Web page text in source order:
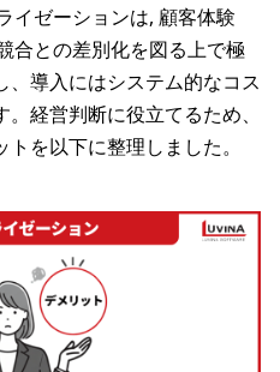
イゼーションは, 顧客体験
合との差別化を図る上で極
導入にはシステム的なコス
経営判断に役立てるため、
を以下に整理しました。